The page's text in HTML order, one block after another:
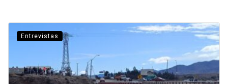
Entrevistas